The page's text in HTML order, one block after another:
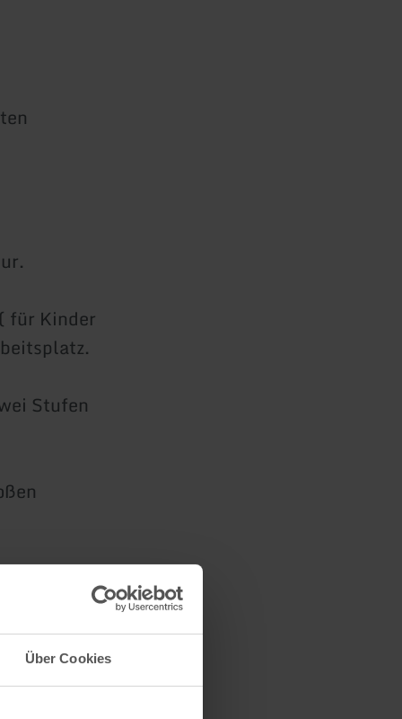
Über Cookies
für Kinder
Stufen